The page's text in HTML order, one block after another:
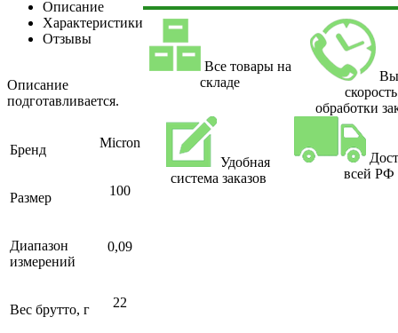
Описание
Характеристики
Отзывы
Описание
подготавливается.
Бренд Micron
Размер 100
Диапазон
измерений
0,09
Вес брутто, г 22
Все товары на
складе
скорость
обработки
Удобная
система заказов
всей РФ